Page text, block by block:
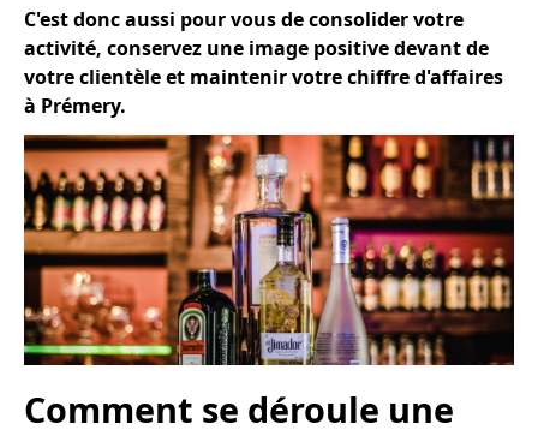
C'est donc aussi pour vous de consolider votre
activité, conservez une image positive devant de
votre clientèle et maintenir votre chiffre d'affaires
à Prémery.
Comment se déroule une